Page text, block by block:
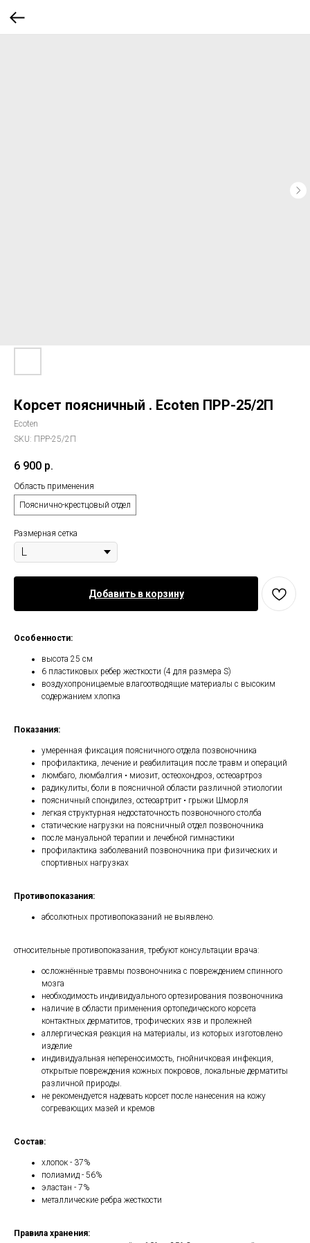
Корсет поясничный . Ecoten ПРР-25/2П
Ecoten
SKU: ПРР-25/2П
6 900 р.
Область применения
Пояснично-крестцовый отдел
Размерная сетка
Добавить в корзину
Особенности:
высота 25 см
6 пластиковых ребер жесткости (4 для размера S)
воздухопроницаемые влагоотводящие материалы с высоким
содержанием хлопка
Показания:
умеренная фиксация поясничного отдела позвоночника
профилактика, лечение и реабилитация после травм и операций
люмбаго, люмбалгия • миозит, остеохондроз, остеоартроз
радикулиты, боли в поясничной области различной этиологии
поясничный спондилез, остеоартрит • грыжи Шморля
легкая структурная недостаточность позвоночного столба
статические нагрузки на поясничный отдел позвоночника
после мануальной терапии и лечебной гимнастики
профилактика заболеваний позвоночника при физических и
спортивных нагрузках
Противопоказания:
абсолютных противопоказаний не выявлено.
относительные противопоказания, требуют консультации врача:
осложнённые травмы позвоночника с повреждением спинного
мозга
необходимость индивидуального ортезирования позвоночника
наличие в области применения ортопедического корсета
контактных дерматитов, трофических язв и пролежней
аллергическая реакция на материалы, из которых изготовлено
изделие
индивидуальная непереносимость, гнойничковая инфекция,
открытые повреждения кожных покровов, локальные дерматиты
различной природы.
не рекомендуется надевать корсет после нанесения на кожу
согревающих мазей и кремов
Состав:
хлопок - 37%
полиамид - 56%
эластан - 7%
металлические ребра жесткости
Правила хранения: